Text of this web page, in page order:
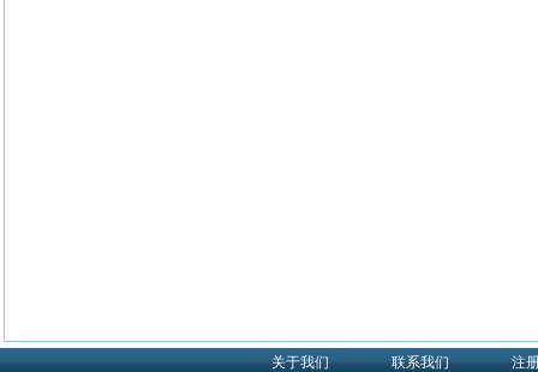
关于我们 联系我们 注